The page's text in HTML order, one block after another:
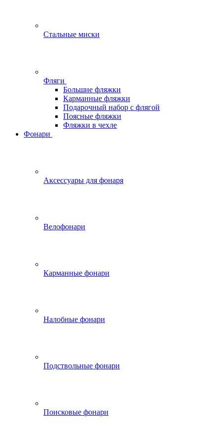
Стальные миски
Фляги
Большие фляжки
Карманные фляжки
Подарочный набор с флягой
Поясные фляжки
Фляжки в чехле
Фонари
Аксессуары для фонаря
Велофонари
Карманные фонари
Налобные фонари
Подствольные фонари
Поисковые фонари